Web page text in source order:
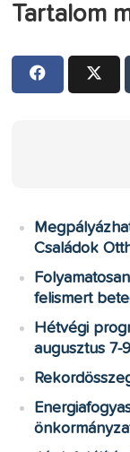
Tartalom
Családok
felismert
Hétvégi
augusztus 7-